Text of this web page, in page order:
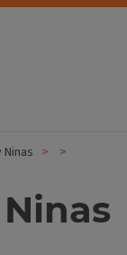
Ninas